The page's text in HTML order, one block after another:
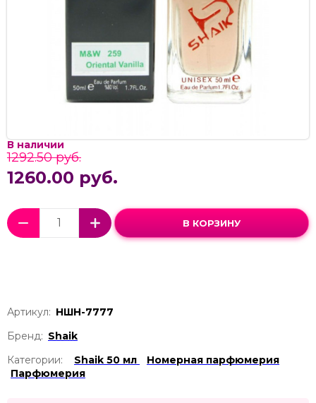
В наличии
1292.50 руб.
1260.00 руб.
В КОРЗИНУ
Артикул: НШН-7777
Бренд: Shaik
Категории:
Shaik 50 мл
Номерная парфюмерия
Парфюмерия